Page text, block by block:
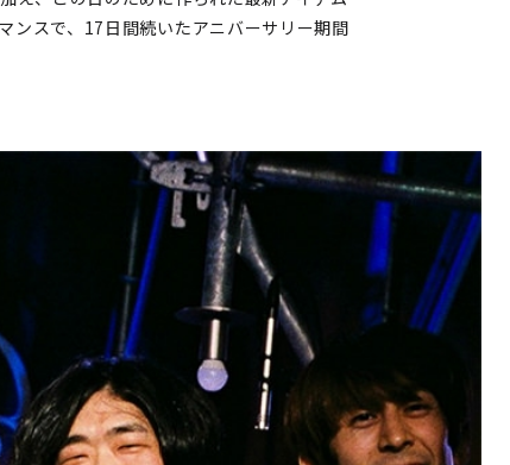
ンスで、17日間続いたアニバーサリー期間